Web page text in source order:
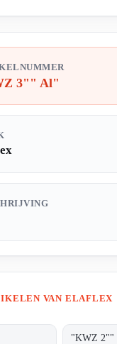
3"" Al"
VAN ELAFLEX
"KWZ 2""